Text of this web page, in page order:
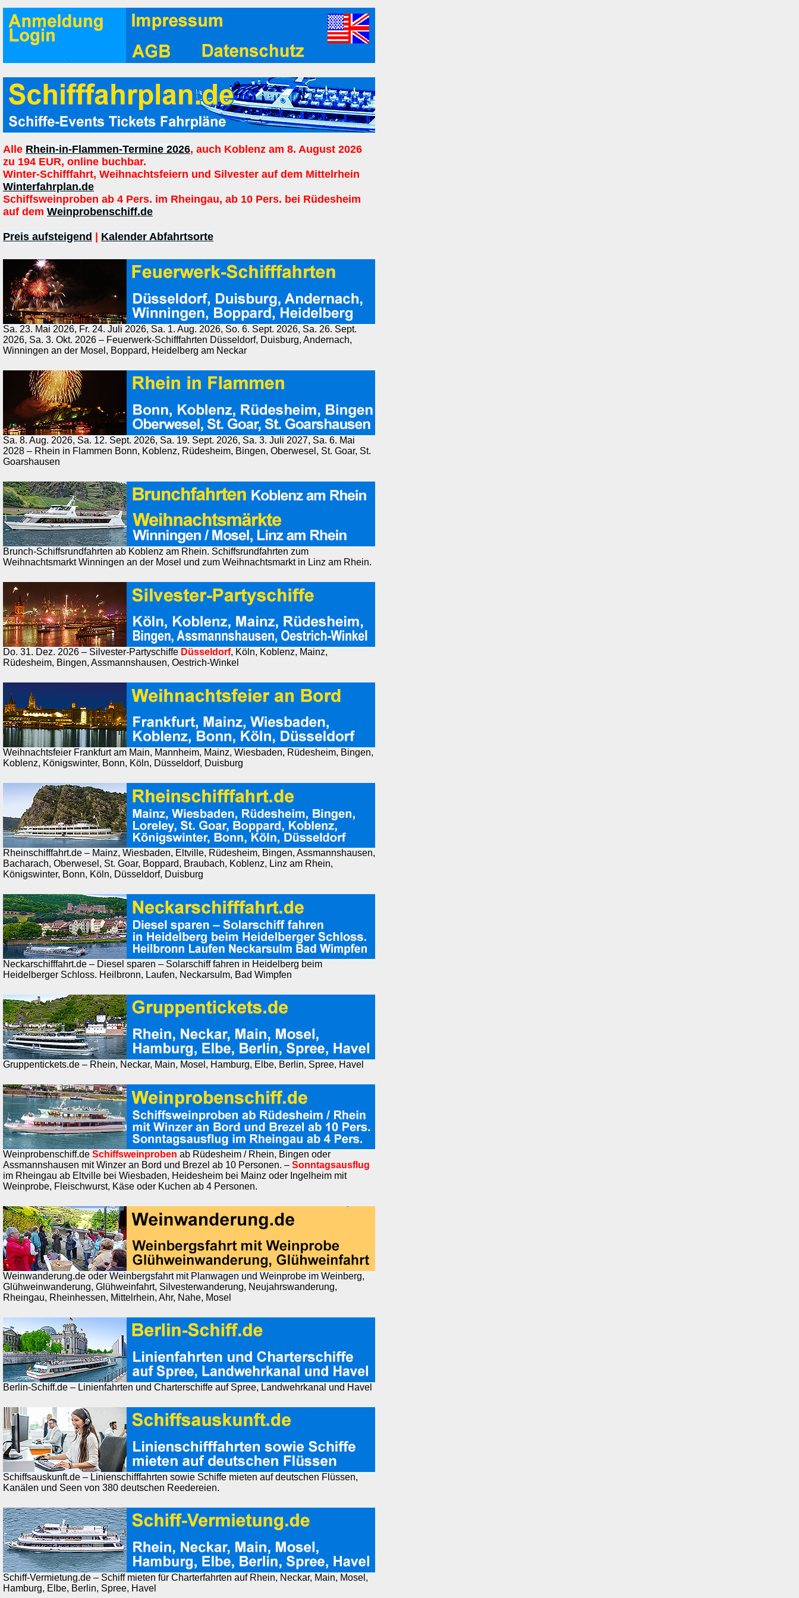
Alle Rhein-in-Flammen-Termine 2026, auch Koblenz am 8. August 2026
zu 194 EUR, online buchbar.
Winter-Schifffahrt, Weihnachtsfeiern und Silvester auf dem Mittelrhein
Winterfahrplan.de
Schiffsweinproben ab 4 Pers. im Rheingau, ab 10 Pers. bei Rüdesheim
auf dem Weinprobenschiff.de
Preis aufsteigend Kalender Abfahrtsorte
Sa. 23. Mai 2026, Fr. 24. Juli 2026, Sa. 1. Aug. 2026, So. 6. Sept. 2026, Sa. 26. Sept.
2026, Sa. 3. Okt. 2026 – Feuerwerk-Schifffahrten Düsseldorf, Duisburg, Andernach,
Winningen an der Mosel, Boppard, Heidelberg am Neckar
Sa. 8. Aug. 2026, Sa. 12. Sept. 2026, Sa. 19. Sept. 2026, Sa. 3. Juli 2027, Sa. 6. Mai
2028 – Rhein in Flammen Bonn, Koblenz, Rüdesheim, Bingen, Oberwesel, St. Goar, St.
Goarshausen
Brunch-Schiffsrundfahrten ab Koblenz am Rhein. Schiffsrundfahrten zum
Weihnachtsmarkt Winningen an der Mosel und zum Weihnachtsmarkt in Linz am Rhein.
Do. 31. Dez. 2026 – Silvester-Partyschiffe Düsseldorf, Köln, Koblenz, Mainz,
Rüdesheim, Bingen, Assmannshausen, Oestrich-Winkel
Weihnachtsfeier Frankfurt am Main, Mannheim, Mainz, Wiesbaden, Rüdesheim, Bingen,
Koblenz, Königswinter, Bonn, Köln, Düsseldorf, Duisburg
Rheinschifffahrt.de – Mainz, Wiesbaden, Eltville, Rüdesheim, Bingen, Assmannshausen,
Bacharach, Oberwesel, St. Goar, Boppard, Braubach, Koblenz, Linz am Rhein,
Königswinter, Bonn, Köln, Düsseldorf, Duisburg
Neckarschifffahrt.de – Diesel sparen – Solarschiff fahren in Heidelberg beim
Heidelberger Schloss. Heilbronn, Laufen, Neckarsulm, Bad Wimpfen
Gruppentickets.de – Rhein, Neckar, Main, Mosel, Hamburg, Elbe, Berlin, Spree, Havel
Weinprobenschiff.de Schiffsweinproben ab Rüdesheim / Rhein, Bingen oder
Assmannshausen mit Winzer an Bord und Brezel ab 10 Personen. – Sonntagsausflug
im Rheingau ab Eltville bei Wiesbaden, Heidesheim bei Mainz oder Ingelheim mit
Weinprobe, Fleischwurst, Käse oder Kuchen ab 4 Personen.
Weinwanderung.de oder Weinbergsfahrt mit Planwagen und Weinprobe im Weinberg,
Glühweinwanderung, Glühweinfahrt, Silvesterwanderung, Neujahrswanderung,
Rheingau, Rheinhessen, Mittelrhein, Ahr, Nahe, Mosel
Berlin-Schiff.de – Linienfahrten und Charterschiffe auf Spree, Landwehrkanal und Havel
Schiffsauskunft.de – Linienschifffahrten sowie Schiffe mieten auf deutschen Flüssen,
Kanälen und Seen von 380 deutschen Reedereien.
Schiff-Vermietung.de – Schiff mieten für Charterfahrten auf Rhein, Neckar, Main, Mosel,
Hamburg, Elbe, Berlin, Spree, Havel